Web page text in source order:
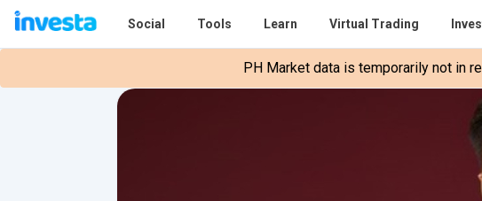
Social Tools Learn Virtual Trading
PH Market data is temporarily not in